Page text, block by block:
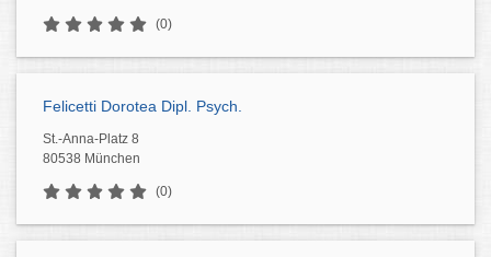
(0)
Felicetti Dorotea Dipl. Psych.
St.-Anna-Platz 8
80538 München
(0)